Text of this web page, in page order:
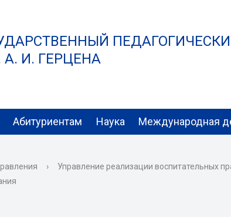
И. ГЕРЦЕНА
Абитуриентам Наука Международная
›
Управление реализации воспитательных